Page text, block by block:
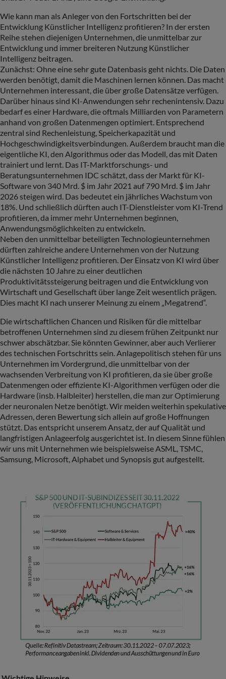
Wie kann man als Anleger von den Fortschritten bei der
Entwicklung Künstlicher Intelligenz profitieren? In der ersten
Reihe stehen diejenigen Unternehmen, die unmittelbar zur
Entwicklung und immer breiteren Nutzung Künstlicher
Intelligenz beitragen.
Zunächst: Ohne eine sehr gute Datenbasis geht nichts. Die Daten
werden benötigt, damit die Maschinen lernen können. Das macht
Unternehmen interessant, die über große Datensätze verfügen.
Darüber hinaus sind KI-Anwendungen sehr rechenintensiv. Dazu
bedarf es einer Hardware, die oftmals Milliarden von Parametern
anhand von großen Datenmengen optimiert. Entsprechend
zentral sind Rechenleistung, Speicherkapazität und
Hochgeschwindigkeitsverbindungen. Außerdem braucht man die
eigentliche KI, den Algorithmus oder das Modell, das mit Daten
trainiert und lernt. Das IT-Marktforschungs- und
Beratungsunternehmen IDC schätzt, dass der Markt für KI-
Software von 340 Mrd. $ im Jahr 2021 auf 790 Mrd. $ im Jahr
2026 steigen wird. Das bedeutet ein jährliches Wachstum von
18%. Und schließlich dürften auch IT-Dienstleister vom KI-Trend
profitieren, da immer mehr Unternehmen beginnen,
Anwendungsmöglichkeiten zu entwickeln.
Neben den unmittelbar beteiligten Technologieunternehmen
dürften zahlreiche andere Unternehmen von der Nutzung
Künstlicher Intelligenz profitieren. Der Einsatz von KI wird über
die nächsten 10 Jahre zu einer deutlichen
Produktivitätssteigerung beitragen und die Entwicklung von
Wirtschaft und Gesellschaft über lange Zeit wesentlich prägen.
Dies macht KI nach unserer Meinung zu einem „Megatrend“.
Die wirtschaftlichen Chancen und Risiken für die mittelbar
betroffenen Unternehmen sind zu diesem frühen Zeitpunkt nur
schwer abschätzbar. Sie könnten Gewinner, aber auch Verlierer
des technischen Fortschritts sein. Anlagepolitisch stehen für uns
Unternehmen im Vordergrund, die unmittelbar von der
wachsenden Verbreitung von KI profitieren, da sie über große
Datenmengen oder effiziente KI-Algorithmen verfügen oder die
Hardware (insb. Halbleiter) herstellen, die man zur Optimierung
der neuronalen Netze benötigt. Wir meiden weiterhin spekulative
Adressen, deren Bewertung sich allein auf große Hoffnungen
stützt. Das entspricht unserem Ansatz, der auf Qualität und
langfristigen Anlageerfolg ausgerichtet ist. In diesem Sinne fühlen
wir uns mit Unternehmen wie beispielsweise ASML, TSMC,
Samsung, Microsoft, Alphabet und Synopsis gut aufgestellt.